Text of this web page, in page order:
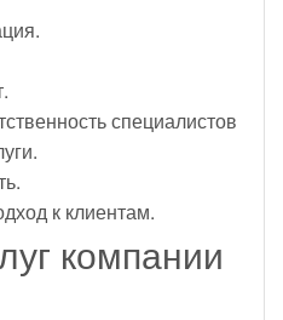
к клиентам.
компании